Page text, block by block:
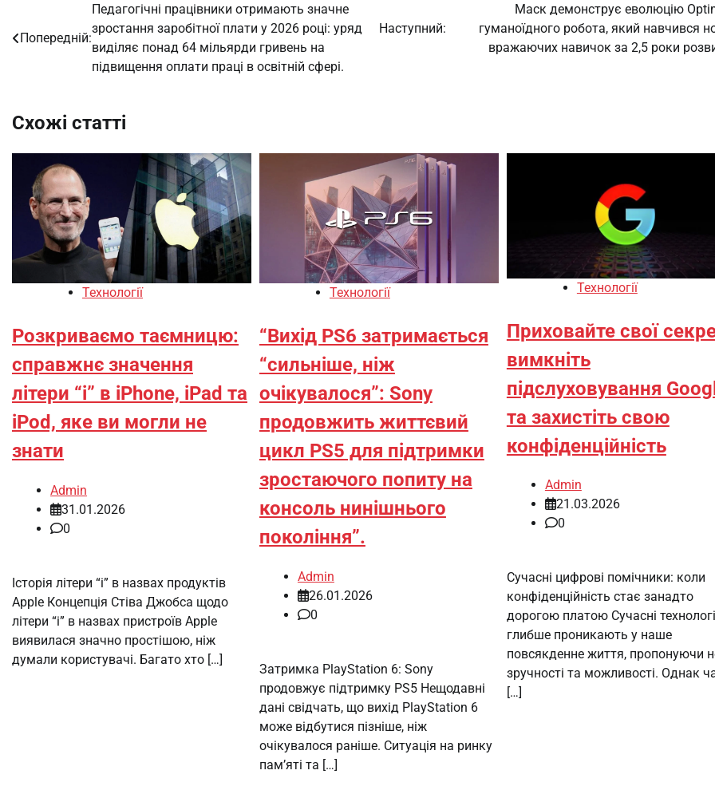
Навігація
записів
Попередній:
Педагогічні працівники отримають значне
зростання заробітної плати у 2026 році: уряд
виділяє понад 64 мільярди гривень на
підвищення оплати праці в освітній сфері.
Наступний:
Маск демонструє еволюцію
гуманоїдного робота, який навчився
вражаючих навичок за 2,5 роки
Схожі статті
Технології
Розкриваємо таємницю:
справжнє значення
літери “i” в iPhone, iPad та
iPod, яке ви могли не
знати
Admin
31.01.2026
0
Історія літери “i” в назвах продуктів
Apple Концепція Стіва Джобса щодо
літери “i” в назвах пристроїв Apple
виявилася значно простішою, ніж
думали користувачі. Багато хто […]
Технології
“Вихід PS6 затримається
“сильніше, ніж
очікувалося”: Sony
продовжить життєвий
цикл PS5 для підтримки
зростаючого попиту на
консоль нинішнього
покоління”.
Admin
26.01.2026
0
Затримка PlayStation 6: Sony
продовжує підтримку PS5 Нещодавні
дані свідчать, що вихід PlayStation 6
може відбутися пізніше, ніж
очікувалося раніше. Ситуація на ринку
пам’яті та […]
Технології
Приховайте свої
вимкніть
підслуховування
та захистіть свою
конфіденційність
Admin
21.03.2026
0
Сучасні цифрові помічники: коли
конфіденційність стає занадто
дорогою платою Сучасні
глибше проникають у наше
повсякденне життя, пропонуючи
зручності та можливості. Однак
[…]